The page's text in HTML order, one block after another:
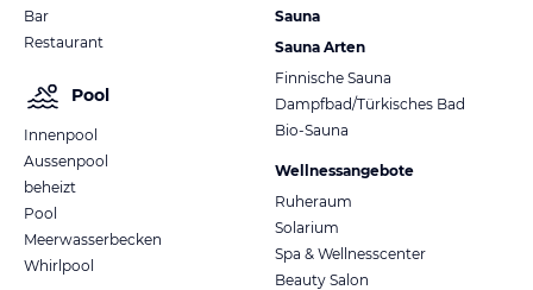
Bar
Restaurant
Pool
Innenpool
Aussenpool
beheizt
Pool
Meerwasserbecken
Whirlpool
Sauna
Sauna Arten
Finnische Sauna
Dampfbad/Türkisches Bad
Bio-Sauna
Wellnessangebote
Ruheraum
Solarium
Spa & Wellnesscenter
Beauty Salon